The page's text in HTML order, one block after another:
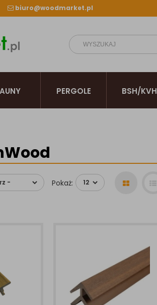
biuro@woodmarket.pl
PERGOLE BSH/KVH
Pokaż: